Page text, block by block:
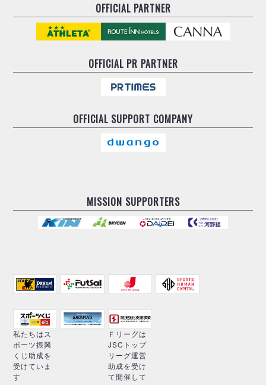
OFFICIAL PARTNER
OFFICIALPR PARTNER
OFFICIAL SUPPORT COMPANY
MISSION SUPPORTERS
私たちはス
ポーツ振興
くじ助成を
受けていま
す
Ｆリーグは
JSCトップ
リーグ運営
助成を受け
て開催して